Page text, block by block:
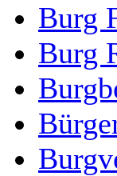
Burg
Burg